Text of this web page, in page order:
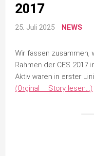
2017
25. Juli 2025 NEWS
Wir fassen zusammen,
Rahmen der CES 2017
Aktiv waren in erster
(Orginal – Story lesen…)